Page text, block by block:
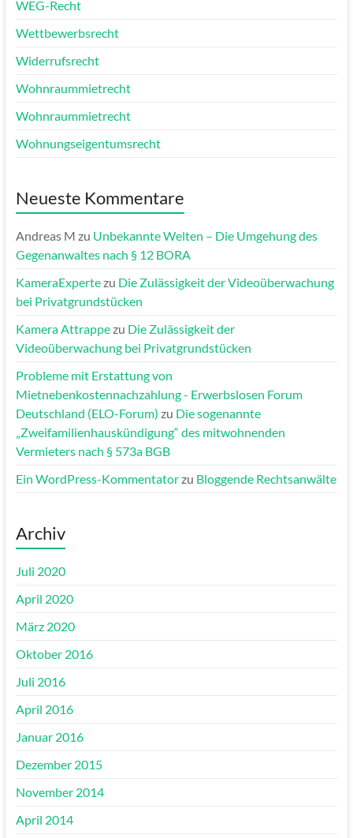
WEG-Recht
Wettbewerbsrecht
Widerrufsrecht
Wohnraummietrecht
Wohnraummietrecht
Wohnungseigentumsrecht
Neueste Kommentare
Andreas M zu Unbekannte Welten – Die Umgehung des
Gegenanwaltes nach § 12 BORA
KameraExpertezu Die Zulässigkeit der Videoüberwachung
bei Privatgrundstücken
Kamera Attrappezu Die Zulässigkeit der
Videoüberwachung bei Privatgrundstücken
Probleme mit Erstattung von
Mietnebenkostennachzahlung - Erwerbslosen Forum
Deutschland (ELO-Forum) zu Die sogenannte
„Zweifamilienhauskündigung“ des mitwohnenden
Vermieters nach § 573a BGB
Ein WordPress-Kommentatorzu Bloggende Rechtsanwälte
Archiv
Juli 2020
April 2020
März 2020
Oktober 2016
Juli 2016
April 2016
Januar 2016
Dezember 2015
November 2014
April 2014